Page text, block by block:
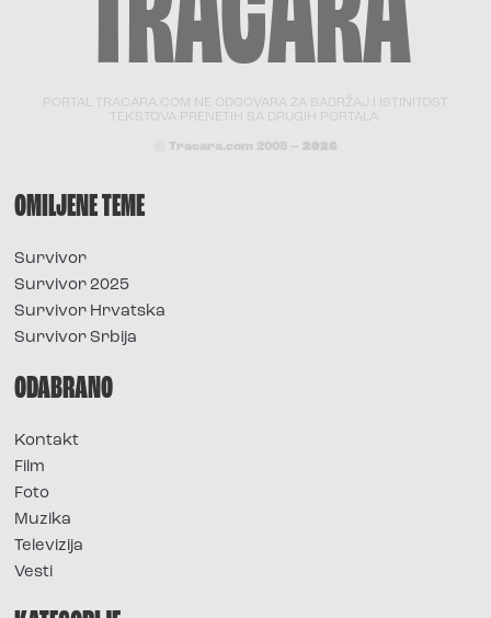
PORTAL TRACARA.COM NE ODGOVARA ZA SADRŽAJ I ISTINITOST
TEKSTOVA PRENETIH SA DRUGIH PORTALA.
© Tracara.com 2008 – 2026
OMILJENE TEME
Survivor
Survivor 2025
Survivor Hrvatska
Survivor Srbija
ODABRANO
Kontakt
Film
Foto
Muzika
Televizija
Vesti